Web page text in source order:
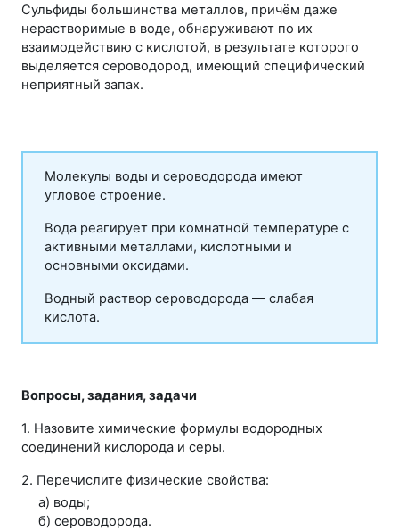
Сульфиды большинства металлов, причём даже
нерастворимые в воде, обнаруживают по их
взаимодействию с кислотой, в результате которого
выделяется сероводород, имеющий специфический
неприятный запах.
Молекулы воды и сероводорода имеют
угловое строение.
Вода реагирует при комнатной температуре с
активными металлами, кислотными и
основными оксидами.
Водный раствор сероводорода — слабая
кислота.
Вопросы, задания, задачи
1. Назовите химические формулы водородных
соединений кислорода и серы.
2. Перечислите физические свойства:
а) воды;
б) сероводорода.